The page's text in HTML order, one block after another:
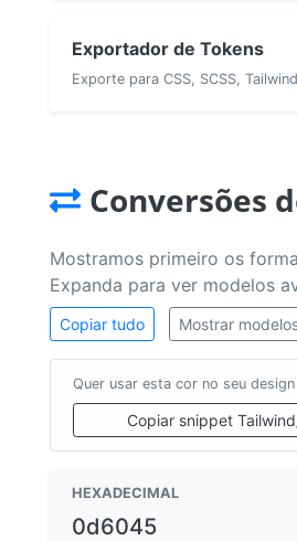
Exportador de Tokens
Exporte para CSS, SCSS,
Conversões
Mostramos primeiro os
Expanda para ver modelos
Copiar tudo Mostrar
Quer usar esta cor no seu
Copiar snippet
HEXADECIMAL
0d6045